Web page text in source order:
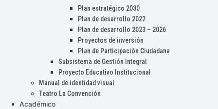
Plan estratégico 2030
Plan de desarrollo 2022
Plan de desarrollo 2023 – 2026
Proyectos de inversión
Plan de Participación Ciudadana
Subsistema de Gestión Integral
Proyecto Educativo Institucional
Manual de identidad visual
Teatro La Convención
Académico